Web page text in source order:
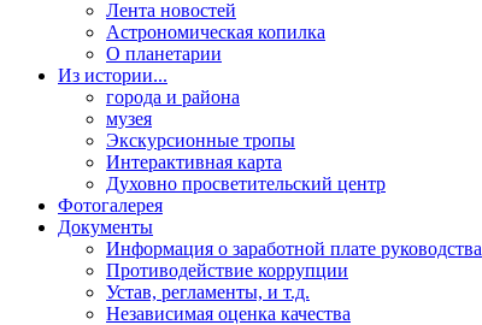
Лента новостей
Астрономическая копилка
О планетарии
Из истории...
города и района
музея
Экскурсионные тропы
Интерактивная карта
Духовно просветительский центр
Фотогалерея
Документы
Информация о заработной плате руководства
Противодействие коррупции
Устав, регламенты, и т.д.
Независимая оценка качества